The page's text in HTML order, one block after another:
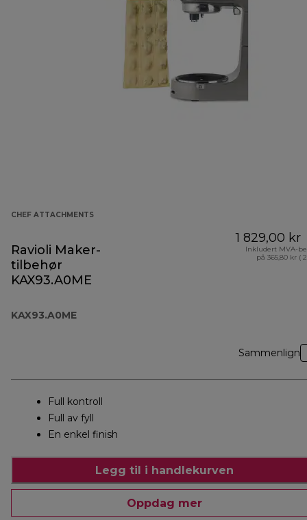
CHEF ATTACHMENTS
Ravioli Maker-
tilbehør
KAX93.A0ME
KAX93.A0ME
1 829,00 kr
Inkludert MVA-
på 365,80 kr (
Sammenlign
Full kontroll
Full av fyll
En enkel finish
Legg til i handlekurven
Oppdag mer